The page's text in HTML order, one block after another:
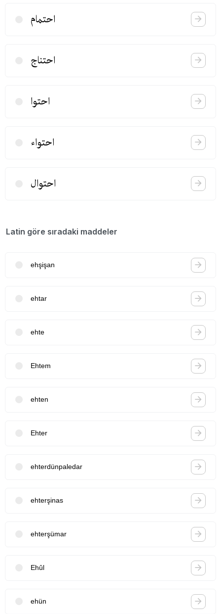
احتمام
احتناج
احتوا
احتواء
احتوال
Latin göre sıradaki maddeler
ehşişan
ehtar
ehte
Ehtem
ehten
Ehter
ehterdünpaledar
ehterşinas
ehterşümar
Ehûl
ehün